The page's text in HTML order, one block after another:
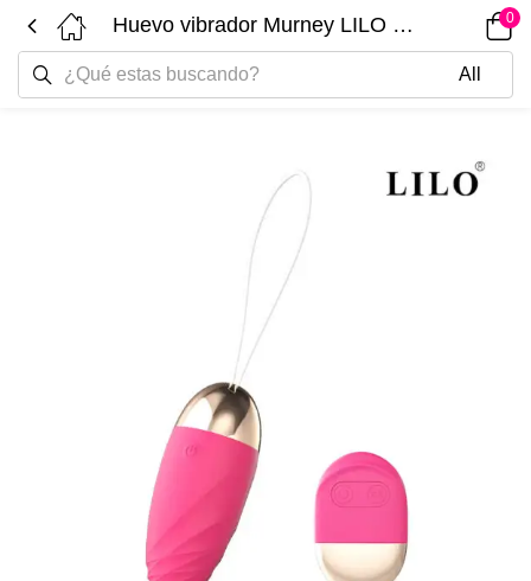
Huevo vibrador Murney LILO LL-2216 0